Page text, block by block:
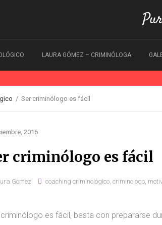
LAURA GÓMEZ – CRIMINÓLOGA
/ Ser criminólogo es fácil
2016
criminólogo es fácil
Gómez coaching criminológico, criminologo,
es fácil, basta con prepararse